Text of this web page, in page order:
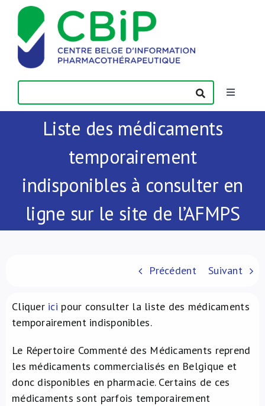
Passer
contenu
Toggle
Actualités
NL
Liste des médicaments
temporairement
indisponibles à consulter en
ligne sur le site de l’AFMPS
Précédent Suivant
Cliquer ici pour consulter la liste des médicaments
temporairement indisponibles.
Le Répertoire Commenté des Médicaments reprend
les médicaments commercialisés en Belgique et
donc disponibles en pharmacie. Certains de ces
médicaments sont parfois temporairement